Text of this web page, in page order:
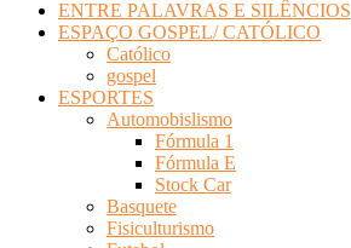
ENTRE PALAVRAS E SILÊNCIOS
ESPAÇO GOSPEL/ CATÓLICO
Católico
gospel
ESPORTES
Automobislismo
Fórmula 1
Fórmula E
Stock Car
Basquete
Fisiculturismo